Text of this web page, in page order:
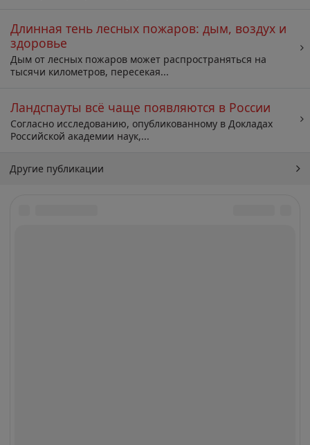
Длинная тень лесных пожаров: дым, воздух и
здоровье
Дым от лесных пожаров может распространяться на
тысячи километров, пересекая...
Ландспауты всё чаще появляются в России
Согласно исследованию, опубликованному в Докладах
Российской академии наук,...
Другие публикации